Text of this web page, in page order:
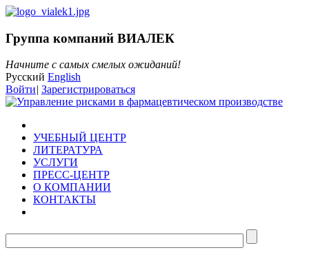
Группа компаний ВИАЛЕК
Начните с самых смелых ожиданий!
Русский English
Войти| Зарегистрироваться
УЧЕБНЫЙ ЦЕНТР
ЛИТЕРАТУРА
УСЛУГИ
ПРЕСС-ЦЕНТР
О КОМПАНИИ
КОНТАКТЫ